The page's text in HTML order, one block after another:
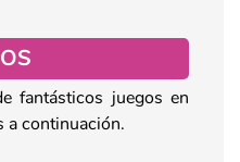
fantásticos juegos en
a continuación.